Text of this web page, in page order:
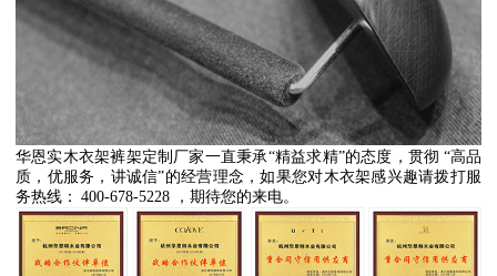
华恩实木衣架裤架定制厂家一直秉承“精益求精”的态度，贯彻 “高品
质，优服务，讲诚信”的经营理念，如果您对木衣架感兴趣请拨打服
务热线： 400-678-5228 ，期待您的来电。